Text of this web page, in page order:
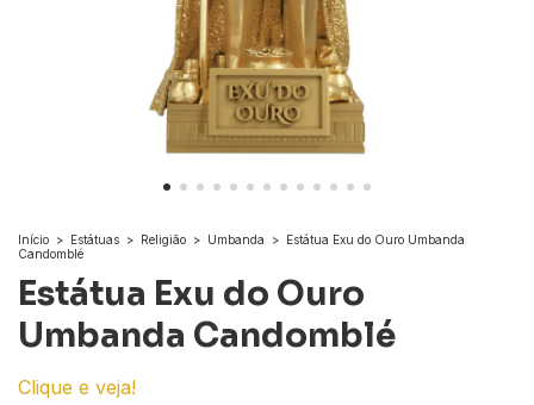
Início > Estátuas > Religião > Umbanda > Estátua Exu do Ouro Umbanda
Candomblé
Estátua Exu do Ouro
Umbanda Candomblé
Clique e veja!